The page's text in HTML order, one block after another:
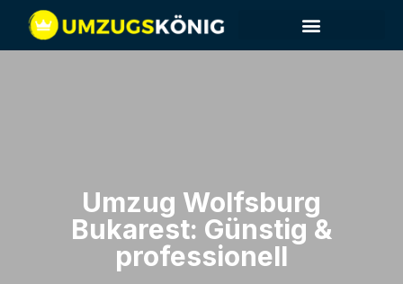
Umzug Wolfsburg​
Bukarest: Günstig &
professionell​